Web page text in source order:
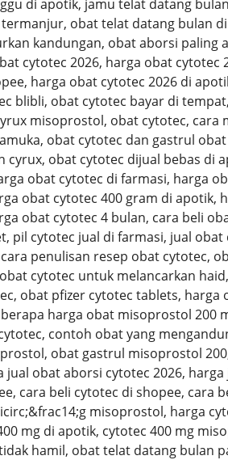
di apotik, jamu telat datang
obat telat datang bulan
kandungan, obat aborsi paling
cytotec 2026, harga obat cytotec
harga obat cytotec 2026 di
blibli, obat cytotec bayar di
misoprostol, obat cytotec, cara
obat cytotec dan gastrul
obat cytotec dijual bebas di
obat cytotec di farmasi, harga
obat cytotec 400 gram di apotik,
obat cytotec 4 bulan, cara beli
pil cytotec jual di farmasi, jual
penulisan resep obat cytotec,
cytotec untuk melancarkan
obat pfizer cytotec tablets, harga
harga obat misoprostol 200
contoh obat yang
obat gastrul misoprostol
obat aborsi cytotec 2026,
cara beli cytotec di shopee, cara
misoprostol, harga
mg di apotik, cytotec 400 mg
hamil, obat telat datang bulan